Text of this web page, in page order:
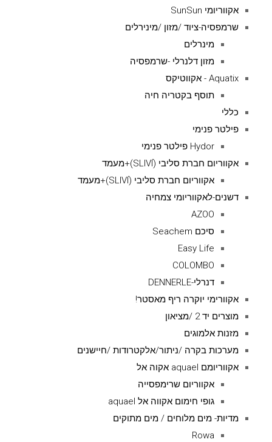
אקווריומי SunSun
שרמפסיה-ציוד /מזון /מינירלים
מינרלים
מזון דלנרלי -שרמפסיה
Aquatix - אקווטיקס
תוסף בקטריה חיה
כללי
פילטר פנימי
Hydor פילטר פנימי
אקווריום חברת סליבי (SLIVIׂׂ)+מעמד
אקווריום חברת סליבי (SLIVIׂׂ)+מעמד
דשנים-לאקווריומי צמחיה
AZOO
סיכם Seachem
Easy Life
COLOMBO
דנרלי-DENNERLE
אקוורימי יוקרה ריף מאסטר!
מוצרים יד 2 /מציאון
מזנות אלמוגים
מערכות בקרה /ניתור/אלקטרודות /חיישנים
אקווריומם aquael אקוה אל
אקווריום שרימפסייה
גופי חימום אקווה אל aquael
מדיות- מים מלוחים / מים מתוקים
Rowa